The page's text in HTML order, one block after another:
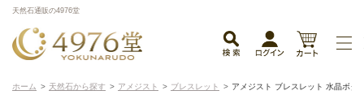
天然石通販の4976堂
ホーム 天然石から探す アメジスト ブレスレット アメジスト ブレスレット 水晶ボタ